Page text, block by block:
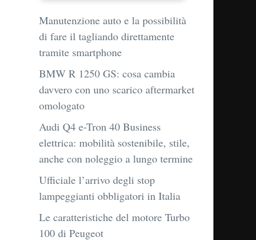
Manutenzione auto e la possibilità
di fare il tagliando direttamente
tramite smartphone
BMW R 1250 GS: cosa cambia
davvero con uno scarico aftermarket
omologato
Audi Q4 e-Tron 40 Business
elettrica: mobilità sostenibile, stile,
anche con noleggio a lungo termine
Ufficiale l’arrivo degli stop
lampeggianti obbligatori in Italia
Le caratteristiche del motore Turbo
100 di Peugeot